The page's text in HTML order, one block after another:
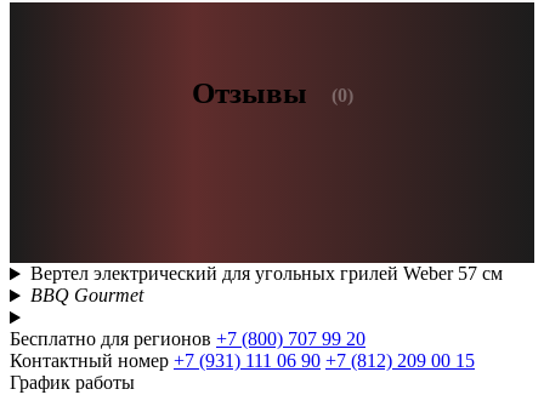
Отзывы (0)
Вертел электрический для угольных грилей Weber 57 см
BBQ Gourmet
Бесплатно для регионов +7 (800) 707 99 20
Контактный номер +7 (931) 111 06 90 +7 (812) 209 00 15
График работы